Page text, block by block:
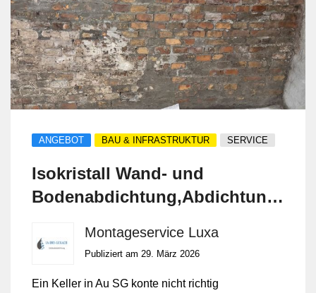
ANGEBOT BAU & INFRASTRUKTUR SERVICE
Isokristall Wand- und
Bodenabdichtung,Abdichtung
Bohren notwendig .
Montageservice Luxa
Publiziert am 29. März 2026
Ein Keller in Au SG konte nicht richtig